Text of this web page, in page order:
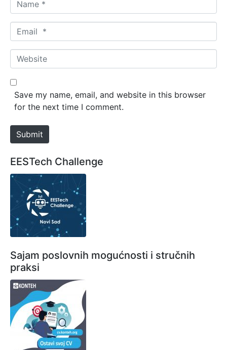
a
m
*
m
a
*
W
e
b
e
Save my name, email, and website in this browser
for the next time I comment.
Submit
EESTech Challenge
Sajam poslovnih mogućnosti i stručnih
praksi